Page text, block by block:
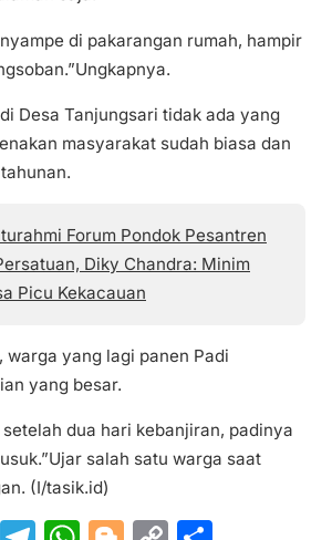
di pakarangan rumah, hampir
Desa Tanjungsari tidak ada yang
masyarakat sudah biasa dan
Forum Pondok Pesantren
Diky Chandra: Minim
Picu Kekacauan
warga yang lagi panen Padi
yang besar.
dua hari kebanjiran, padinya
salah satu warga saat
(I/tasik.id)